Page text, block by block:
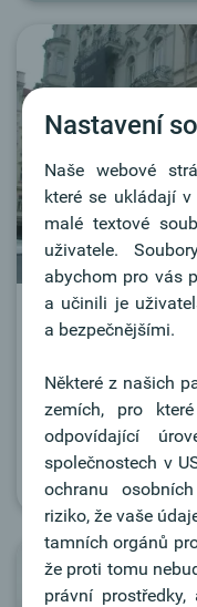
CENTRÁLA
nám. I.P.Pavlova 5
120 00 Praha 2
Více informací
Nastavení
Naše webové
které se ukládají
malé textové
uživatele.
abychom pro vás
a učinili je
a bezpečnějšími.
Některé z našich
zemích, pro
odpovídající
společnostech v
ochranu
riziko, že vaše
tamních orgánů
že proti tomu
právní